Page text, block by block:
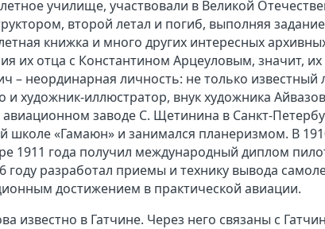
училище, участвовали в Великой
второй летал и погиб, выполняя
книжка и много других интересных
их отца с Константином Арцеуловым, значит,
– неординарная личность: не только известный
и художник-иллюстратор, внук художника
заводе С. Щетинина в Санкт-
школе «Гамаюн» и занимался планеризмом. В
1911 года получил международный диплом
году разработал приемы и технику вывода
достижением в практической авиации.
известно в Гатчине. Через него связаны с